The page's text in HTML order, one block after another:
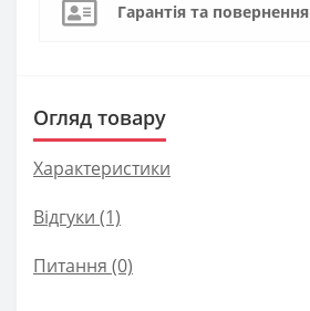
Гарантія та повернення
Огляд товару
Характеристики
Відгуки (1)
Питання (0)